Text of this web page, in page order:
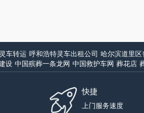
车转运 呼和浩特灵车出租公司 哈尔滨道里区
设 中国殡葬一条龙网 中国救护车网 葬花店
快捷
上门服务速度